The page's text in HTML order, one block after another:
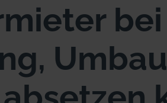
bei